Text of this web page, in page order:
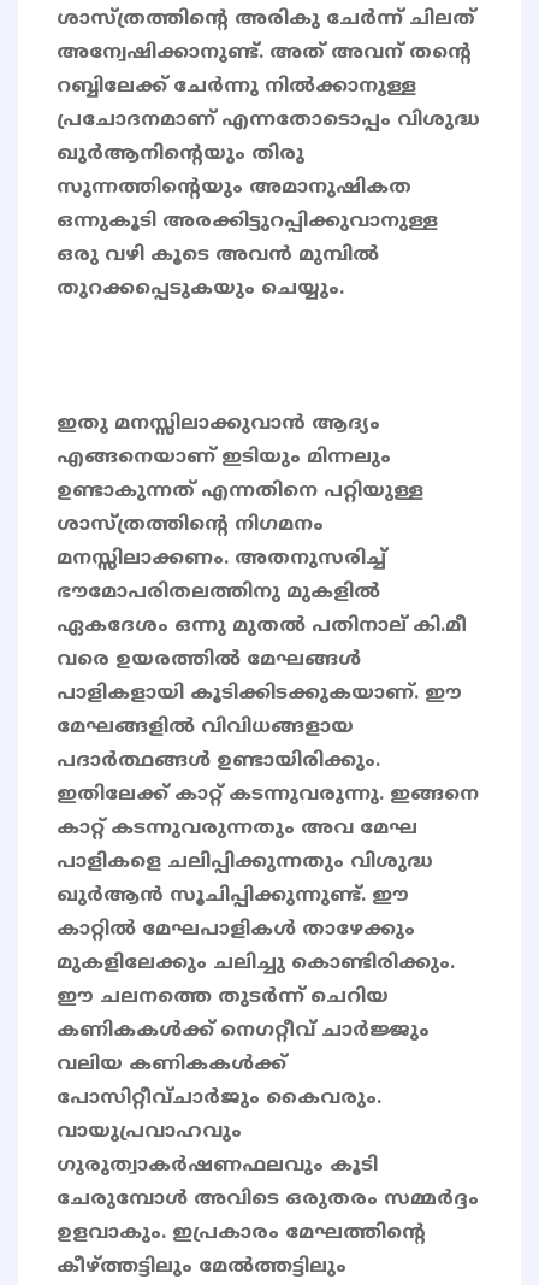
ശാസ്ത്രത്തിന്റെ അരികു ചേർന്ന് ചിലത്
അന്വേഷിക്കാനുണ്ട്. അത് അവന് തന്റെ
റബ്ബിലേക്ക് ചേർന്നു നിൽക്കാനുള്ള
പ്രചോദനമാണ് എന്നതോടൊപ്പം വിശുദ്ധ
ഖുർആനിന്റെയും തിരു
സുന്നത്തിന്റെയും അമാനുഷികത
ഒന്നുകൂടി അരക്കിട്ടുറപ്പിക്കുവാനുള്ള
ഒരു വഴി കൂടെ അവൻ മുമ്പിൽ
തുറക്കപ്പെടുകയും ചെയ്യും.
ഇതു മനസ്സിലാക്കുവാൻ ആദ്യം
എങ്ങനെയാണ് ഇടിയും മിന്നലും
ഉണ്ടാകുന്നത് എന്നതിനെ പറ്റിയുള്ള
ശാസ്ത്രത്തിന്റെ നിഗമനം
മനസ്സിലാക്കണം. അതനുസരിച്ച്
ഭൗമോപരിതലത്തിനു മുകളിൽ
ഏകദേശം ഒന്നു മുതൽ പതിനാല് കി.മീ
വരെ ഉയരത്തിൽ മേഘങ്ങൾ
പാളികളായി കൂടിക്കിടക്കുകയാണ്. ഈ
മേഘങ്ങളിൽ വിവിധങ്ങളായ
പദാർത്ഥങ്ങൾ ഉണ്ടായിരിക്കും.
ഇതിലേക്ക് കാറ്റ് കടന്നുവരുന്നു. ഇങ്ങനെ
കാറ്റ് കടന്നുവരുന്നതും അവ മേഘ
പാളികളെ ചലിപ്പിക്കുന്നതും വിശുദ്ധ
ഖുർആൻ സൂചിപ്പിക്കുന്നുണ്ട്. ഈ
കാറ്റിൽ മേഘപാളികൾ താഴേക്കും
മുകളിലേക്കും ചലിച്ചു കൊണ്ടിരിക്കും.
ഈ ചലനത്തെ തുടർന്ന് ചെറിയ
കണികകൾക്ക് നെഗറ്റീവ് ചാർജ്ജും
വലിയ കണികകൾക്ക്
പോസിറ്റീവ്ചാർജും കൈവരും.
വായുപ്രവാഹവും
ഗുരുത്വാകർഷണഫലവും കൂടി
ചേരുമ്പോൾ അവിടെ ഒരുതരം സമ്മർദ്ദം
ഉളവാകും. ഇപ്രകാരം മേഘത്തിന്റെ
കീഴ്ത്തട്ടിലും മേൽത്തട്ടിലും